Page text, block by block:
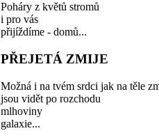
Poháry z květů stromů
i pro vás
přijíždíme - domů...
PŘEJETÁ ZMIJE
Možná i na tvém srdci jak na těle
jsou vidět po rozchodu
mlhoviny
galaxie...